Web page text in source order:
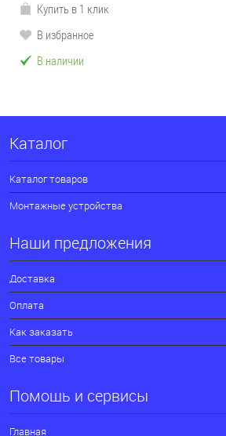
Купить в 1 клик
В избранное
В наличии
Каталог
Каталог товаров
Монтажные устройства
Наши предложения
Доставка
Оплата
Как заказать
Все товары
Помощь и сервисы
Главная